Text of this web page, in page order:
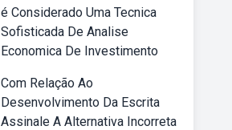
é Considerado Uma Tecnica
Sofisticada De Analise
Economica De Investimento
Com Relação Ao
Desenvolvimento Da Escrita
Assinale A Alternativa Incorreta